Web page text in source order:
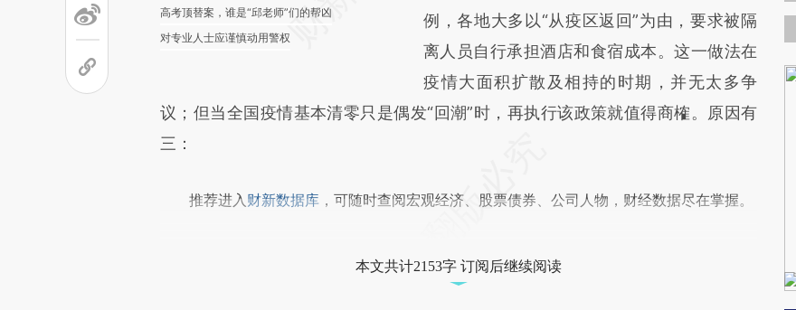
高考顶替案，谁是“邱老师”们的帮凶
对专业人士应谨慎动用警权
例，各地大多以“从疫区返回”为由，要求被隔
离人员自行承担酒店和食宿成本。这一做法在
疫情大面积扩散及相持的时期，并无太多争
议；但当全国疫情基本清零只是偶发“回潮”时，再执行该政策就值得商榷。原因有
三：
推荐进入 财新数据库 ，可随时查阅宏观经济、股票债券、公司人物，财经数据尽在掌握。
本文共计2153字 订阅后继续阅读